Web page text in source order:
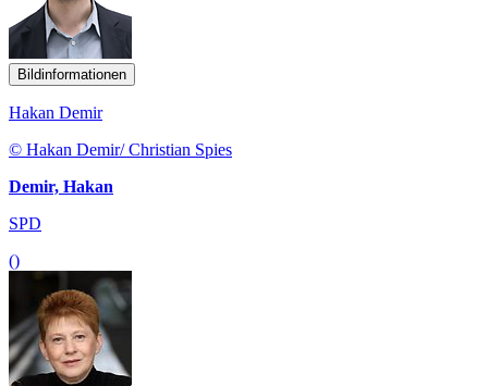
Bildinformationen
Hakan Demir
© Hakan Demir/ Christian Spies
Demir, Hakan
SPD
()